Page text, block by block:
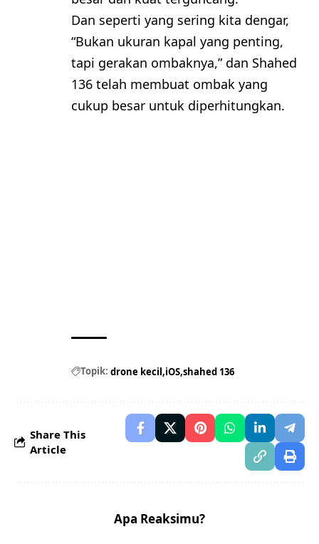
Dan seperti yang sering kita dengar,
“Bukan ukuran kapal yang penting,
tapi gerakan ombaknya,” dan Shahed
136 telah membuat ombak yang
cukup besar untuk diperhitungkan.
Topik: drone kecil iOS shahed 136
Share This
Article
Apa Reaksimu?